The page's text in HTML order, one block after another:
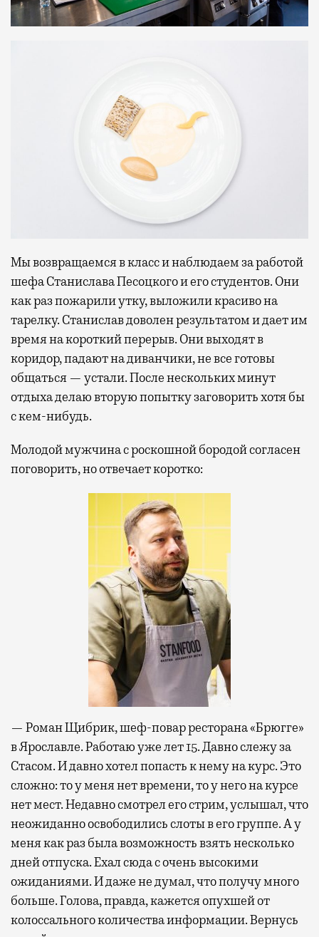
Мы возвращаемся в класс и наблюдаем за работой
шефа Станислава Песоцкого и его студентов. Они
как раз пожарили утку, выложили красиво на
тарелку. Станислав доволен результатом и дает им
время на короткий перерыв. Они выходят в
коридор, падают на диванчики, не все готовы
общаться — устали. После нескольких минут
отдыха делаю вторую попытку заговорить хотя бы
с кем-нибудь.
Молодой мужчина с роскошной бородой согласен
поговорить, но отвечает коротко:
— Роман Щибрик, шеф-повар ресторана «Брюгге»
в Ярославле. Работаю уже лет 15. Давно слежу за
Стасом. И давно хотел попасть к нему на курс. Это
сложно: то у меня нет времени, то у него на курсе
нет мест. Недавно смотрел его стрим, услышал, что
неожиданно освободились слоты в его группе. А у
меня как раз была возможность взять несколько
дней отпуска. Ехал сюда с очень высокими
ожиданиями. И даже не думал, что получу много
больше. Голова, правда, кажется опухшей от
колоссального количества информации. Вернусь